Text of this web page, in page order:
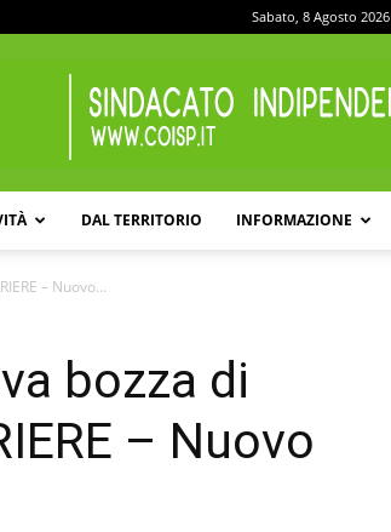
Sabato, 8 Agosto 2026
DAL TERRITORIO INFORMAZIONE
– Nuovo...
bozza di
– Nuovo